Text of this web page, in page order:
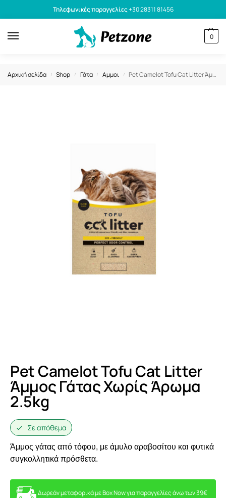
Τηλεφωνικές παραγγελίες+30 28311 81456
0
Αρχική σελίδα / Shop / Γάτα / Αμμοι / Pet Camelot Tofu Cat Litter Άμμος Γάτας Χωρίς Άρωμα 2.5kg
Pet Camelot Tofu Cat Litter
Άμμος Γάτας Χωρίς Άρωμα
2.5kg
Σε απόθεμα
Άμμος γάτας από τόφου, με άμυλο αραβοσίτου και φυτικά
συγκολλητικά πρόσθετα.
Δωρεάν μεταφορικά με Box Now για παραγγελίες άνω των 39€